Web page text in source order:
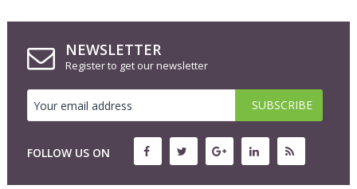
NEWSLETTER
Register to get our newsletter
FOLLOW US ON